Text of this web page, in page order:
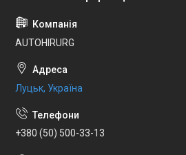
AUTOHIRURG
Луцьк, Україна
+380 (50) 500-33-13